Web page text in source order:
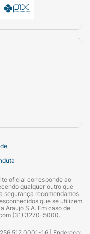
oficial corresponde ao
qualquer outro que
segurança recomendamos
que se utilizem
Araujo S.A. Em caso de
(31) 3270-5000.